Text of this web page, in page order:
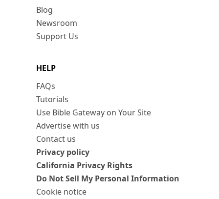
Blog
Newsroom
Support Us
HELP
FAQs
Tutorials
Use Bible Gateway on Your Site
Advertise with us
Contact us
Privacy policy
California Privacy Rights
Do Not Sell My Personal Information
Cookie notice